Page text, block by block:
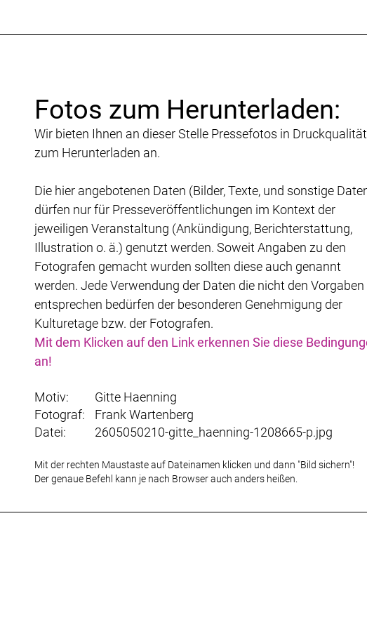
Fotos zum Herunterladen:
Wir bieten Ihnen an dieser Stelle Pressefotos in Druckqualität
zum Herunterladen an.
Die hier angebotenen Daten (Bilder, Texte, und sonstige
dürfen nur für Presseveröffentlichungen im Kontext der
jeweiligen Veranstaltung (Ankündigung, Berichterstattung,
Illustration o. ä.) genutzt werden. Soweit Angaben zu den
Fotografen gemacht wurden sollten diese auch genannt
werden. Jede Verwendung der Daten die nicht den Vorgaben
entsprechen bedürfen der besonderen Genehmigung der
Kulturetage bzw. der Fotografen.
Mit dem Klicken auf den Link erkennen Sie diese
an!
Motiv:
Gitte Haenning
Fotograf:
Frank Wartenberg
Datei:
2605050210-gitte_haenning-1208665-p.jpg
Mit der rechten Maustaste auf Dateinamen klicken und dann "Bild sichern"!
Der genaue Befehl kann je nach Browser auch anders heißen.